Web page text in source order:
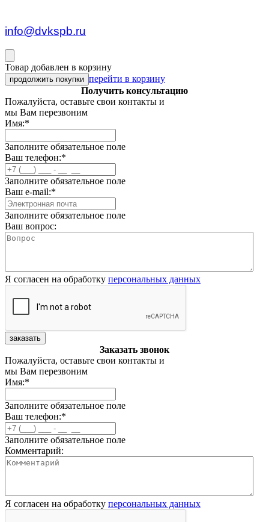
info@dvkspb.ru
Товар добавлен в корзину
продолжить покупки перейти в корзину
Получить консультацию
Пожалуйста, оставьте свои контакты и
мы Вам перезвоним
Имя:*
Заполните обязательное поле
Ваш телефон:*
Заполните обязательное поле
Ваш e-mail:*
Заполните обязательное поле
Ваш вопрос:
Я согласен на обработку персональных данных
заказать
Заказать звонок
Пожалуйста, оставьте свои контакты и
мы Вам перезвоним
Имя:*
Заполните обязательное поле
Ваш телефон:*
Заполните обязательное поле
Комментарий:
Я согласен на обработку персональных данных